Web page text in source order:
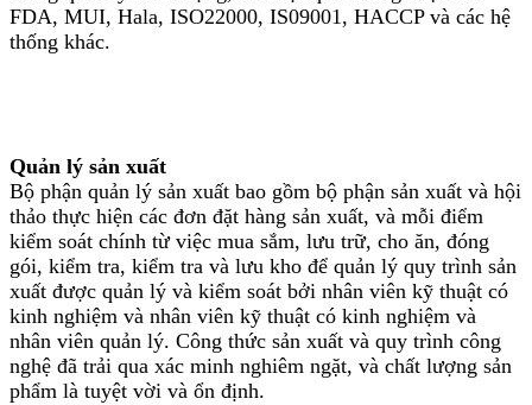
FDA, MUI, Hala, ISO22000, IS09001, HACCP và các hệ
thống khác.
Quản lý sản xuất
Bộ phận quản lý sản xuất bao gồm bộ phận sản xuất và hội
thảo thực hiện các đơn đặt hàng sản xuất, và mỗi điểm
kiểm soát chính từ việc mua sắm, lưu trữ, cho ăn, đóng
gói, kiểm tra, kiểm tra và lưu kho để quản lý quy trình sản
xuất được quản lý và kiểm soát bởi nhân viên kỹ thuật có
kinh nghiệm và nhân viên kỹ thuật có kinh nghiệm và
nhân viên quản lý. Công thức sản xuất và quy trình công
nghệ đã trải qua xác minh nghiêm ngặt, và chất lượng sản
phẩm là tuyệt vời và ổn định.